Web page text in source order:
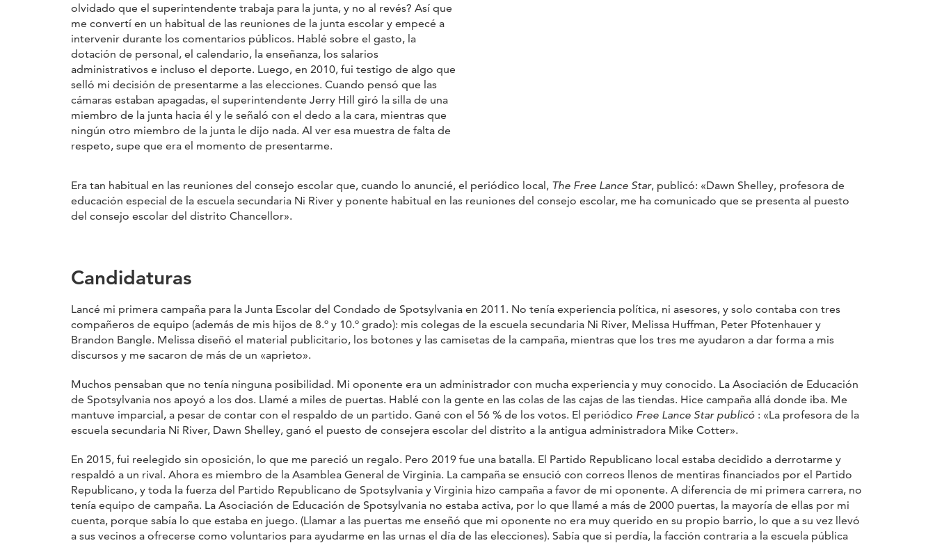
olvidado que el superintendente trabaja para la junta, y no al revés? Así que
me convertí en un habitual de las reuniones de la junta escolar y empecé a
intervenir durante los comentarios públicos. Hablé sobre el gasto, la
dotación de personal, el calendario, la enseñanza, los salarios
administrativos e incluso el deporte. Luego, en 2010, fui testigo de algo que
selló mi decisión de presentarme a las elecciones. Cuando pensó que las
cámaras estaban apagadas, el superintendente Jerry Hill giró la silla de una
miembro de la junta hacia él y le señaló con el dedo a la cara, mientras que
ningún otro miembro de la junta le dijo nada. Al ver esa muestra de falta de
respeto, supe que era el momento de presentarme.
Era tan habitual en las reuniones del consejo escolar que, cuando lo anuncié, el periódico local, The Free Lance Star, publicó: «Dawn Shelley, profesora de
educación especial de la escuela secundaria Ni River y ponente habitual en las reuniones del consejo escolar, me ha comunicado que se presenta al puesto
del consejo escolar del distrito Chancellor».
Candidaturas
Lancé mi primera campaña para la Junta Escolar del Condado de Spotsylvania en 2011. No tenía experiencia política, ni asesores, y solo contaba con tres
compañeros de equipo (además de mis hijos de 8.º y 10.º grado): mis colegas de la escuela secundaria Ni River, Melissa Huffman, Peter Pfotenhauer y
Brandon Bangle. Melissa diseñó el material publicitario, los botones y las camisetas de la campaña, mientras que los tres me ayudaron a dar forma a mis
discursos y me sacaron de más de un «aprieto».
Muchos pensaban que no tenía ninguna posibilidad. Mi oponente era un administrador con mucha experiencia y muy conocido. La Asociación de Educación
de Spotsylvania nos apoyó a los dos. Llamé a miles de puertas. Hablé con la gente en las colas de las cajas de las tiendas. Hice campaña allá donde iba. Me
mantuve imparcial, a pesar de contar con el respaldo de un partido. Gané con el 56 % de los votos. El periódico Free Lance Star publicó : «La profesora de la
escuela secundaria Ni River, Dawn Shelley, ganó el puesto de consejera escolar del distrito a la antigua administradora Mike Cotter».
En 2015, fui reelegido sin oposición, lo que me pareció un regalo. Pero 2019 fue una batalla. El Partido Republicano local estaba decidido a derrotarme y
respaldó a un rival. Ahora es miembro de la Asamblea General de Virginia. La campaña se ensució con correos llenos de mentiras financiados por el Partido
Republicano, y toda la fuerza del Partido Republicano de Spotsylvania y Virginia hizo campaña a favor de mi oponente. A diferencia de mi primera carrera, no
tenía equipo de campaña. La Asociación de Educación de Spotsylvania no estaba activa, por lo que llamé a más de 2000 puertas, la mayoría de ellas por mi
cuenta, porque sabía lo que estaba en juego. (Llamar a las puertas me enseñó que mi oponente no era muy querido en su propio barrio, lo que a su vez llevó
a sus vecinos a ofrecerse como voluntarios para ayudarme en las urnas el día de las elecciones). Sabía que si perdía, la facción contraria a la escuela pública